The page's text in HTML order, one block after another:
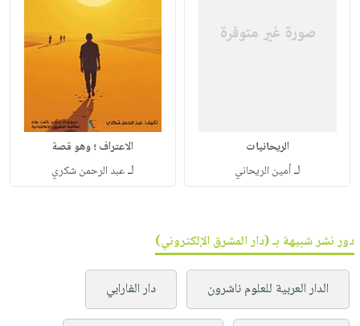
الريحانيات
لـأمين الريحاني
الاعتراف ؛ وهو قصة
لـعبد الرحمن شكري
دور نشر شبيهة بـ (دار المشرق الإلكتروني)
الدار العربية للعلوم ناشرون دار الفارابي